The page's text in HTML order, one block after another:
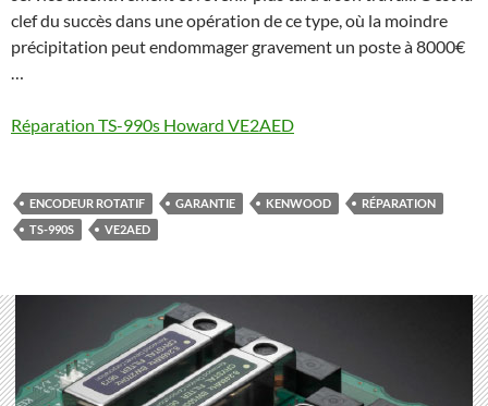
clef du succès dans une opération de ce type, où la moindre
précipitation peut endommager gravement un poste à 8000€
…
Réparation TS-990s Howard VE2AED
ENCODEUR ROTATIF GARANTIE KENWOOD
RÉPARATION
TS-990S
VE2AED